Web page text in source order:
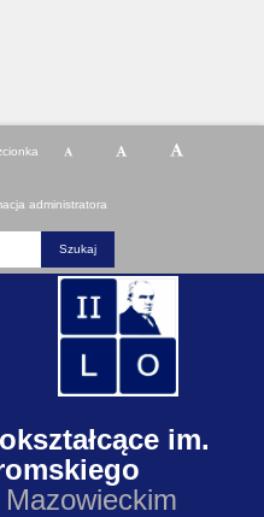
administratora
im.